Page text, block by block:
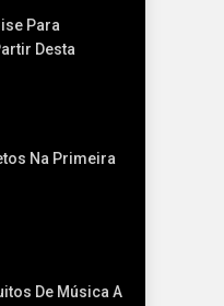
Para
Desta
Na Primeira
De Música A